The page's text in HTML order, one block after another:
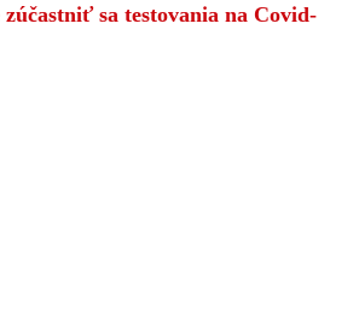
sa testovania na Covid-